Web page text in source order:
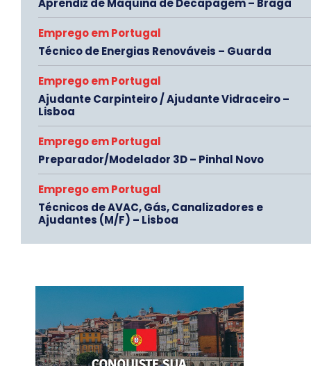
Aprendiz de Máquina de Decapagem – Braga
Emprego em Portugal
Técnico de Energias Renováveis – Guarda
Emprego em Portugal
Ajudante Carpinteiro / Ajudante Vidraceiro –
Lisboa
Emprego em Portugal
Preparador/Modelador 3D – Pinhal Novo
Emprego em Portugal
Técnicos de AVAC, Gás, Canalizadores e
Ajudantes (M/F) – Lisboa